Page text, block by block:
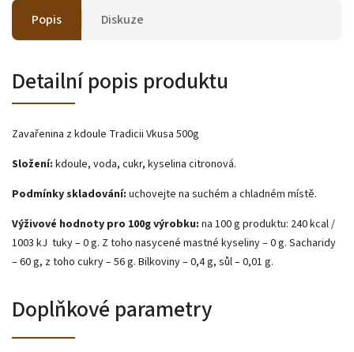
Popis Diskuze
Detailní popis produktu
Zavařenina z kdoule Tradicii Vkusa 500g
Složení: kdoule, voda, cukr, kyselina citronová.
Podmínky skladování: uchovejte na suchém a chladném místě.
Výživové hodnoty pro 100g výrobku: na 100 g produktu: 240 kcal /
1003 kJ tuky – 0 g. Z toho nasycené mastné kyseliny – 0 g. Sacharidy
– 60 g, z toho cukry – 56 g. Bilkoviny – 0,4 g, sůl – 0,01 g.
Doplňkové parametry